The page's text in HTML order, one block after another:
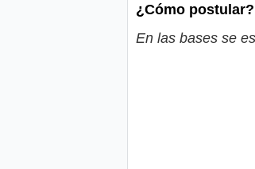
¿Cómo postular?
En las bases se